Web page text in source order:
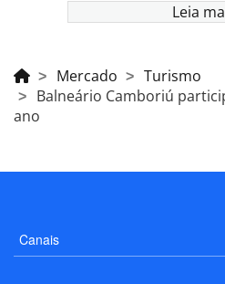
Leia
Mercado
Turismo
Balneário Camboriú
ano
Canais